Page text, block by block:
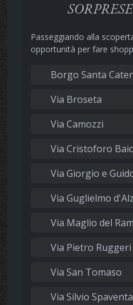
Passeggiando alla
opportunità per fare
Borgo Santa
Via Broseta
Via Camozzi
Via Cristoforo
Via Giorgio e
Via Guglielmo
Via Maglio del
Via Pietro
Via San Tomaso
Via Silvio Spaventa